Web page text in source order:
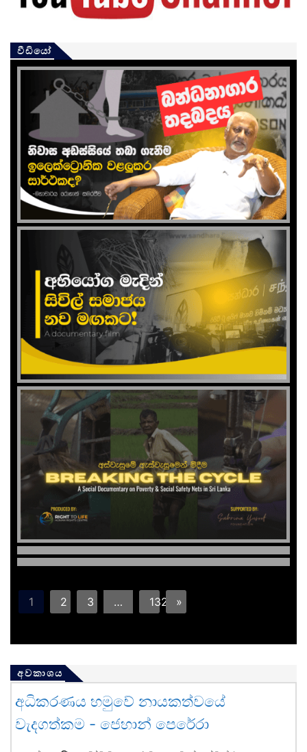
වීඩියෝ
1 2 3 … 132 »
අවකාශය
අධිකරණය හමුවේ නායකත්වයේ
වැදගත්කම - ජෙහාන් පෙරේරා